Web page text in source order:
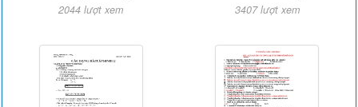
2044 lượt xem 3407 lượt xem